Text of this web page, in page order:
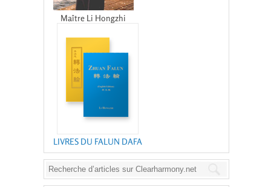
Maître Li Hongzhi
LIVRES DU FALUN DAFA